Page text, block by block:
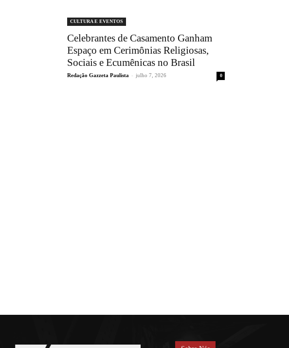
CULTURA E EVENTOS
Celebrantes de Casamento Ganham
Espaço em Cerimônias Religiosas,
Sociais e Ecumênicas no Brasil
Redação Gazzeta Paulista - julho 7, 2026 0